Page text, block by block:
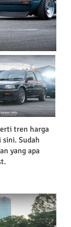
tren harga
Sudah
yang apa